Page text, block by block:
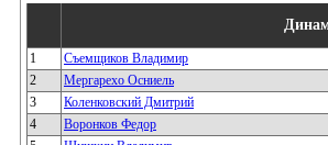
1
Съемщиков Владимир
2
Мергарехо Осниель
3
Коленковский Дмитрий
4
Воронков Федор